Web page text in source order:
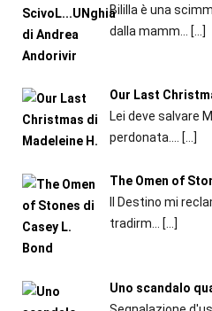
Bililla è una
dalla mamm...
[…]
Our Last
Lei deve salvare
perdonata.... […]
The Omen of
Il Destino mi
tradirm...
[…]
Uno scandalo